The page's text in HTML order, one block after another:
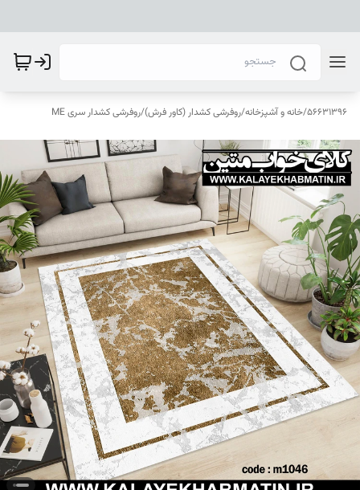
56631396
/خانه و آشپزخانه/روفرشی کشدار (کاور فرش)/روفرشی کشدار سری ME